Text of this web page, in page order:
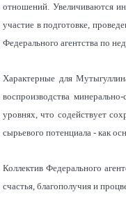
отношений. Увеличиваются
участие в подготовке,
Федерального агентства по
Характерные для
воспроизводства
уровнях, что содействует
сырьевого потенциала - как
Коллектив Федерального
счастья, благополучия и